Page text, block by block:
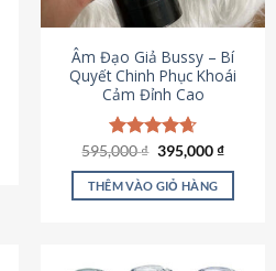
Âm Đạo Giả Bussy – Bí
Quyết Chinh Phục Khoái
Cảm Đỉnh Cao
Được xếp
hạng4.64
5 sao
595,000₫ Giá
là:
595,000 ₫.
395,000₫Giá
tại
THÊM VÀO GIỎ HÀNG